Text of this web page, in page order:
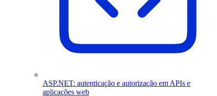
ASP.NET: autenticação e autorização em APIs e
aplicações web